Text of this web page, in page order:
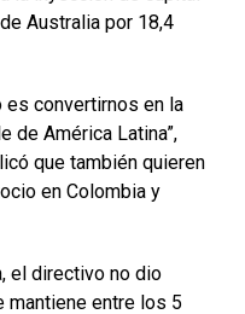
Australia por 18,4
es convertirnos en la
de América Latina”,
que también quieren
en Colombia y
el directivo no dio
mantiene entre los 5